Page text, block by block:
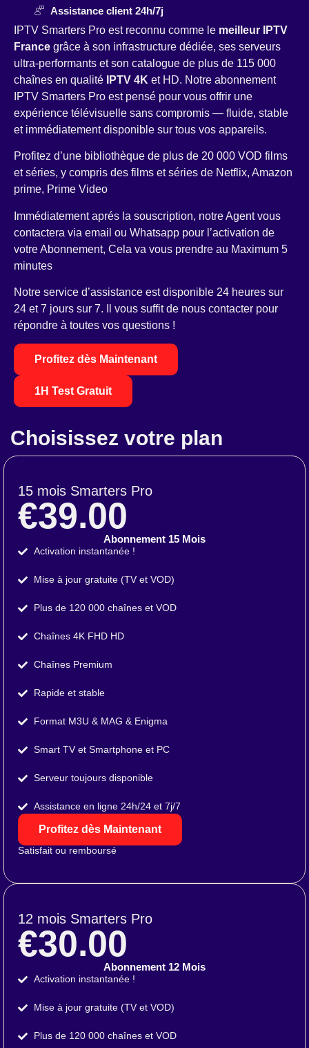
Assistance client 24h/7j
IPTV Smarters Pro est reconnu comme le meilleur IPTV
France grâce à son infrastructure dédiée, ses serveurs
ultra-performants et son catalogue de plus de 115 000
chaînes en qualité
IPTV 4K et HD. Notre abonnement
IPTV Smarters Pro est pensé pour vous offrir une
expérience télévisuelle sans compromis — fluide, stable
et immédiatement disponible sur tous vos appareils.
Profitez d’une bibliothèque de plus de 20 000 VOD films
et séries, y compris des films et séries de Netflix, Amazon
prime, Prime Video
Immédiatement aprés la souscription, notre Agent vous
contactera via email ou Whatsapp pour l’activation de
votre Abonnement, Cela va vous prendre au Maximum 5
minutes
Notre service d’assistance est disponible 24 heures sur
24 et 7 jours sur 7. Il vous suffit de nous contacter pour
répondre à toutes vos questions !
Profitez dès Maintenant
1H Test Gratuit
Choisissez votre plan
15 mois Smarters Pro
€39.00
Abonnement 15 Mois
Activation instantanée !
Mise à jour gratuite (TV et VOD)
Plus de 120 000 chaînes et VOD
Chaînes 4K FHD HD
Chaînes Premium
Rapide et stable
Format M3U & MAG & Enigma
Smart TV et Smartphone et PC
Serveur toujours disponible
Assistance en ligne 24h/24 et 7j/7
Profitez dès Maintenant
Satisfait ou remboursé
12 mois Smarters Pro
€30.00
Abonnement 12 Mois
Activation instantanée !
Mise à jour gratuite (TV et VOD)
Plus de 120 000 chaînes et VOD